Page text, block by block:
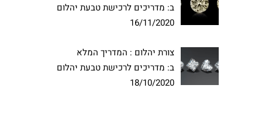
ב: מדריכים לרכישת טבעת יהלום
16/11/2020
צורת יהלום : המדריך המלא
ב: מדריכים לרכישת טבעת יהלום
18/10/2020